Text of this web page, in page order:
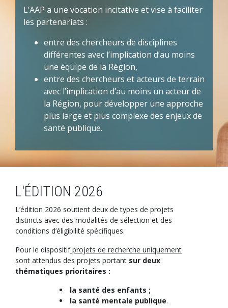
L’AAP a une vocation incitative et vise à faciliter
les partenariats :
entre des chercheurs de disciplines
différentes avec l’implication d’au moins
une équipe de la Région,
entre des chercheurs et acteurs de terrain
avec l’implication d’au moins un acteur de
la Région, pour développer une approche
plus large et plus complexe des enjeux de
santé publique.
L'ÉDITION 2026
L’édition 2026 soutient deux de types de projets
distincts avec des modalités de sélection et des
conditions d’éligibilité spécifiques.
Pour le dispositifprojets de recherche uniquement
sont attendus des projets portant sur deux
thématiques prioritaires :
la santé des enfants ;
la santé mentale publique.